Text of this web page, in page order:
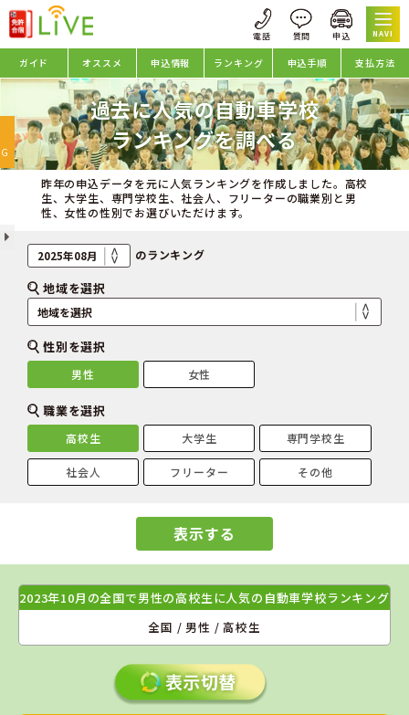
NAVI
ガイド オススメ 申込情報 ランキング 申込手順 支払方法
過去に人気の自動車学校
ランキングを調べる
昨年の申込データを元に人気ランキングを作成しました。高校
生、大学生、専門学校生、社会人、フリーターの職業別と男
性、女性の性別でお選びいただけます。
のランキング
地域を選択
性別を選択
男性 女性
職業を選択
高校生 大学生 専門学校生
社会人 フリーター その他
表示する
2023年10月の全国で男性の高校生に人気の自動車学校ランキング
全国 / 男性 / 高校生